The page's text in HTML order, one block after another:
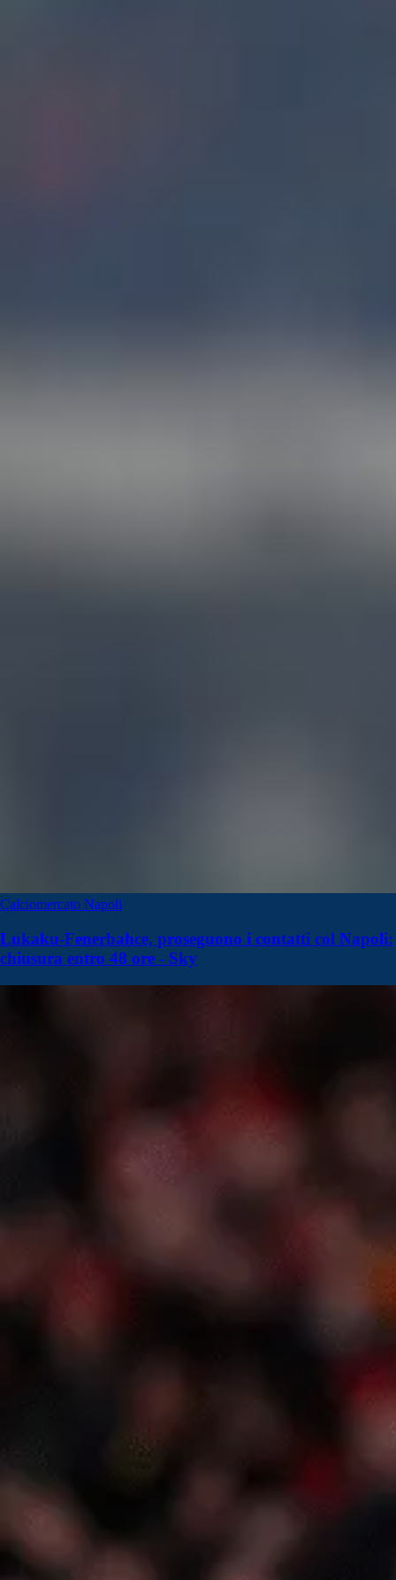
Calciomercato Napoli
Lukaku-Fenerbahce, proseguono i contatti col Napoli:
chiusura entro 48 ore - Sky